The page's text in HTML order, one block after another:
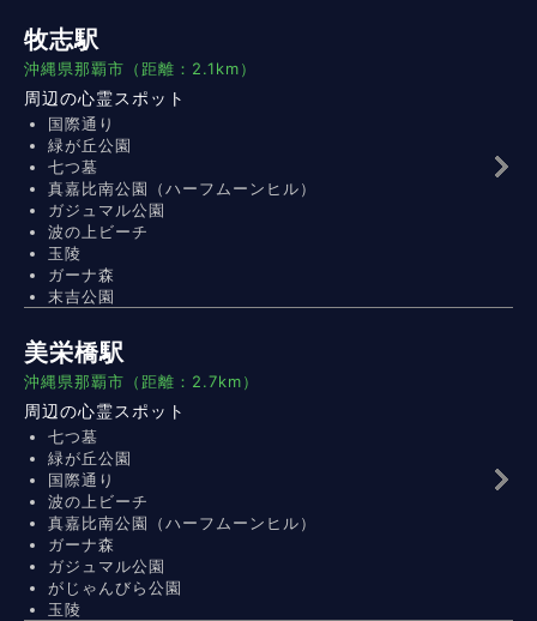
牧志駅
沖縄県那覇市（距離：2.1km）
周辺の心霊スポット
国際通り
緑が丘公園
七つ墓
真嘉比南公園（ハーフムーンヒル）
ガジュマル公園
波の上ビーチ
玉陵
ガーナ森
末吉公園
美栄橋駅
沖縄県那覇市（距離：2.7km）
周辺の心霊スポット
七つ墓
緑が丘公園
国際通り
波の上ビーチ
真嘉比南公園（ハーフムーンヒル）
ガーナ森
ガジュマル公園
がじゃんびら公園
玉陵